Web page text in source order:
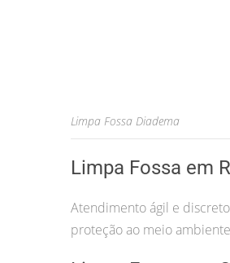
Limpa Fossa Diadema
Limpa Fossa em
Atendimento ágil e
proteção ao meio